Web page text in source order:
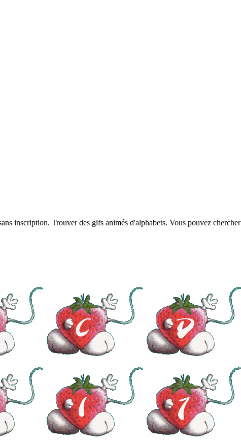
inscription. Trouver des gifs animés d'alphabets. Vous pouvez